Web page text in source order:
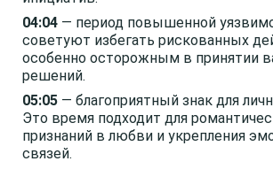
04:04 — период повышенной
советуют избегать рискованных
особенно осторожным в принятии
решений.
05:05 — благоприятный знак для
Это время подходит для
признаний в любви и укрепления
связей.